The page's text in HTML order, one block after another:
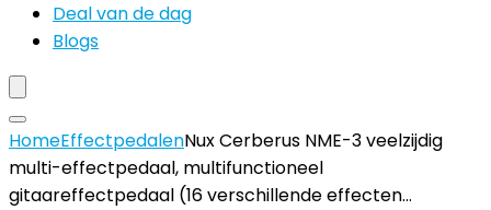
Deal van de dag
Blogs
HomeEffectpedalenNux Cerberus NME-3 veelzijdig
multi-effectpedaal, multifunctioneel
gitaareffectpedaal (16 verschillende effecten…